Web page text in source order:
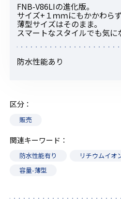
FNB-V86LIの進化版。
サイズ+１ｍｍにもかかわら
薄型サイズはそのまま。
スマートなスタイルでも気に
防水性能あり
区分
販売
関連キーワード
防水性能有り
リチウムイオ
容量-薄型